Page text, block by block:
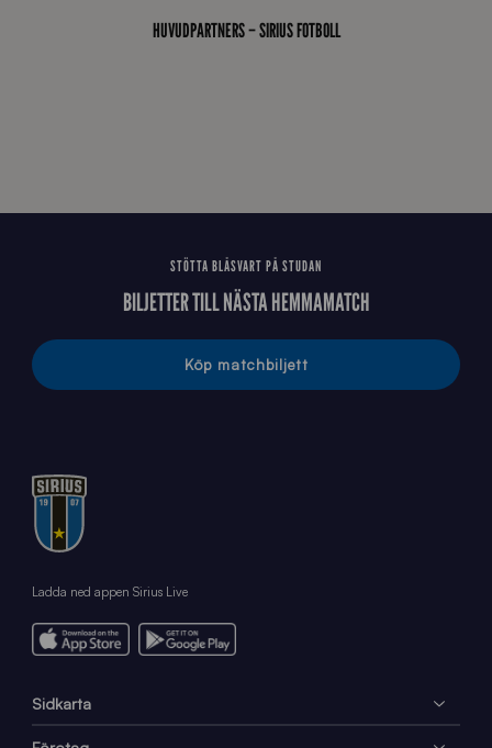
HUVUDPARTNERS – SIRIUS FOTBOLL
STÖTTA BLÅSVART PÅ STUDAN
BILJETTER TILL NÄSTA HEMMAMATCH
Köp matchbiljett
Ladda ned appen Sirius Live
Sidkarta